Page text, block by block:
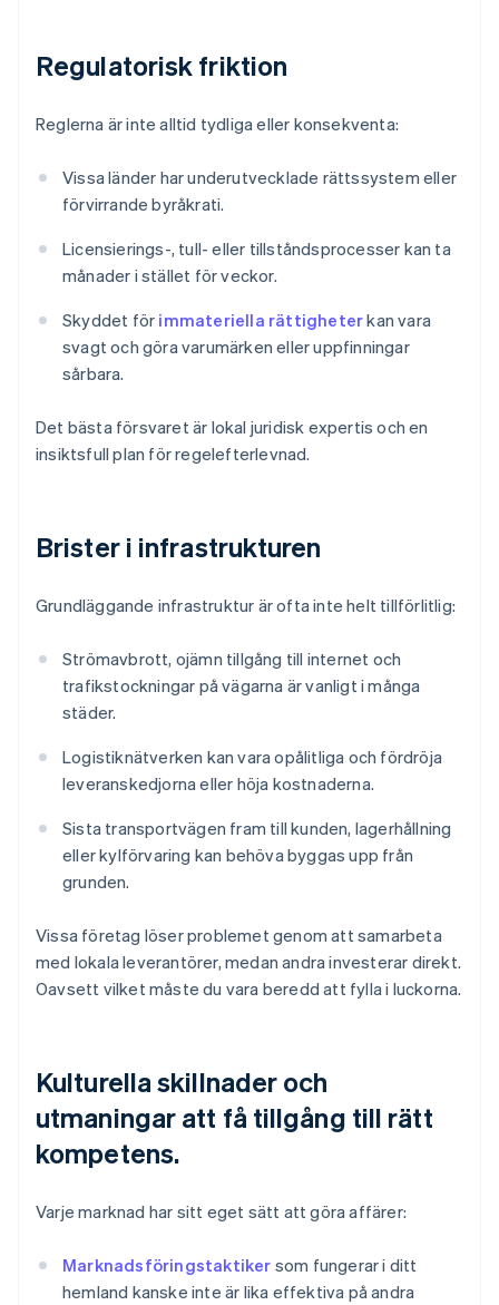
Regulatorisk friktion
Reglerna är inte alltid tydliga eller konsekventa:
Vissa länder har underutvecklade rättssystem eller
förvirrande byråkrati.
Licensierings-, tull- eller tillståndsprocesser kan ta
månader i stället för veckor.
Skyddet för immateriella rättigheterkan vara
svagt och göra varumärken eller uppfinningar
sårbara.
Det bästa försvaret är lokal juridisk expertis och en
insiktsfull plan för regelefterlevnad.
Brister i infrastrukturen
Grundläggande infrastruktur är ofta inte helt tillförlitlig:
Strömavbrott, ojämn tillgång till internet och
trafikstockningar på vägarna är vanligt i många
städer.
Logistiknätverken kan vara opålitliga och fördröja
leveranskedjorna eller höja kostnaderna.
Sista transportvägen fram till kunden, lagerhållning
eller kylförvaring kan behöva byggas upp från
grunden.
Vissa företag löser problemet genom att samarbeta
med lokala leverantörer, medan andra investerar direkt.
Oavsett vilket måste du vara beredd att fylla i luckorna.
Kulturella skillnader och
utmaningar att få tillgång till rätt
kompetens.
Varje marknad har sitt eget sätt att göra affärer:
Marknadsföringstaktiker som fungerar i ditt
hemland kanske inte är lika effektiva på andra